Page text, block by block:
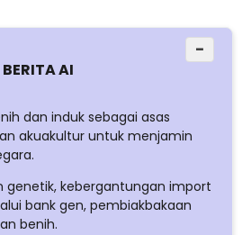
AI
−
dan induk sebagai asas
akuakultur untuk menjamin
genetik, kebergantungan import
bank gen, pembiakbakaan
benih.